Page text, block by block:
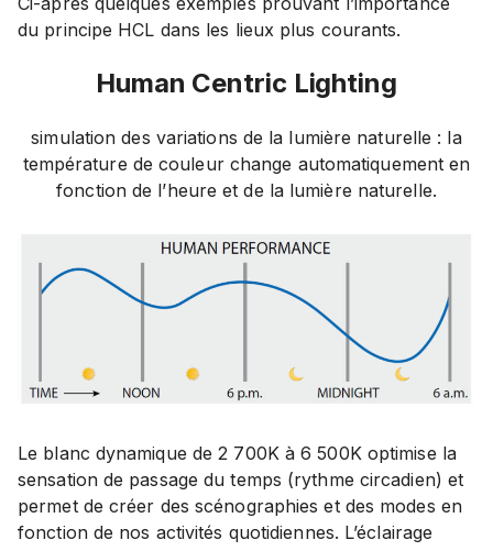
du principe HCL dans les lieux plus courants.
Human Centric Lighting
simulation des variations de la lumière naturelle : la
température de couleur change automatiquement en
fonction de l’heure et de la lumière naturelle.
Le blanc dynamique de 2 700K à 6 500K optimise la
sensation de passage du temps (rythme circadien) et
permet de créer des scénographies et des modes en
fonction de nos activités quotidiennes. L’éclairage